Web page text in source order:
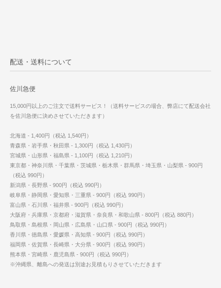
配送・送料について
佐川急便
15,000円以上のご注文で送料サービス！（送料サービスの場合、弊店にて配送会社
を佐川急便に決めさせていただきます）
北海道 - 1,400円（税込 1,540円）
青森県・岩手県・秋田県 - 1,300円（税込 1,430円）
宮城県・山形県・福島県 - 1,100円（税込 1,210円）
東京都・神奈川県・千葉県・茨城県・栃木県・群馬県・埼玉県・山梨県 - 900円
（税込 990円）
新潟県・長野県 - 900円（税込 990円）
岐阜県・静岡県・愛知県・三重県 - 900円（税込 990円）
富山県・石川県・福井県 - 900円（税込 990円）
大阪府・兵庫県・京都府・滋賀県・奈良県・和歌山県 - 800円（税込 880円）
鳥取県・島根県・岡山県・広島県・山口県 - 900円（税込 990円）
香川県・徳島県・愛媛県・高知県 - 900円（税込 990円）
福岡県・佐賀県・長崎県・大分県 - 900円（税込 990円）
熊本県・宮崎県・鹿児島県 - 900円（税込 990円）
※沖縄県、離島への発送は別途お見積もりさせていただきます